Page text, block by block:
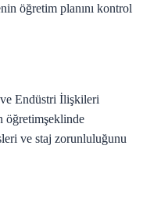
öğretim planını kontrol
Endüstri İlişkileri
öğretimşeklinde
ve staj zorunluluğunu